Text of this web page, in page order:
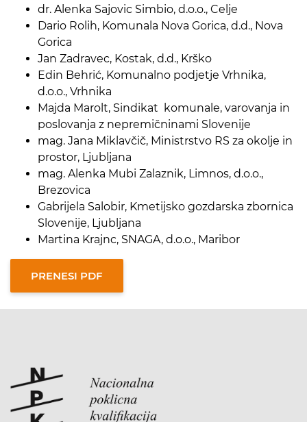
dr. Alenka Sajovic Simbio, d.o.o., Celje
Dario Rolih, Komunala Nova Gorica, d.d., Nova
Gorica
Jan Zadravec, Kostak, d.d., Krško
Edin Behrić, Komunalno podjetje Vrhnika,
d.o.o., Vrhnika
Majda Marolt, Sindikat komunale, varovanja in
poslovanja z nepremičninami Slovenije
mag. Jana Miklavčič, Ministrstvo RS za okolje in
prostor, Ljubljana
mag. Alenka Mubi Zalaznik, Limnos, d.o.o.,
Brezovica
Gabrijela Salobir, Kmetijsko gozdarska zbornica
Slovenije, Ljubljana
Martina Krajnc, SNAGA, d.o.o., Maribor